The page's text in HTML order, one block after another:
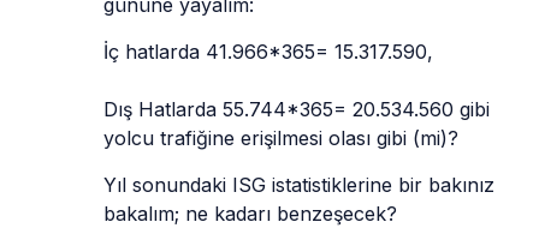
gününe yayalım:
İç hatlarda 41.966*365= 15.317.590,
Dış Hatlarda 55.744*365= 20.534.560 gibi
yolcu trafiğine erişilmesi olası gibi (mi)?
Yıl sonundaki ISG istatistiklerine bir bakınız
bakalım; ne kadarı benzeşecek?